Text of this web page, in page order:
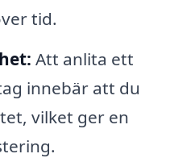
tid.
Att anlita ett
innebär att du
vilket ger en